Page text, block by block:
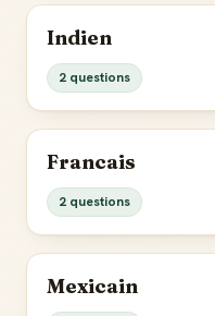
Indien
2 questions
Francais
2 questions
Mexicain